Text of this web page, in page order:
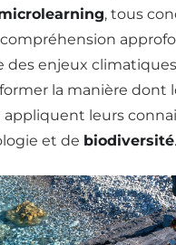
, tous
des enjeux
la manière dont
leurs
et de biodiversité.